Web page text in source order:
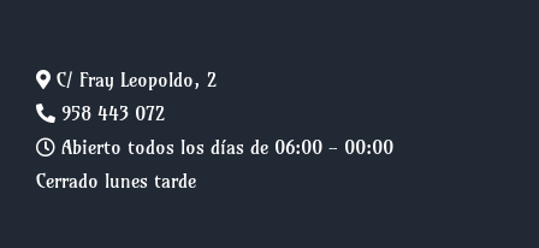
C/ Fray Leopoldo, 2
958 443 072
Abierto todos los días de 06:00 - 00:00
Cerrado lunes tarde